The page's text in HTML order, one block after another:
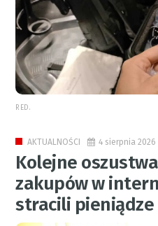
RED.
AKTUALNOŚCI 4 sierpnia 2026
Kolejne
zakupów w
stracili pieniądze